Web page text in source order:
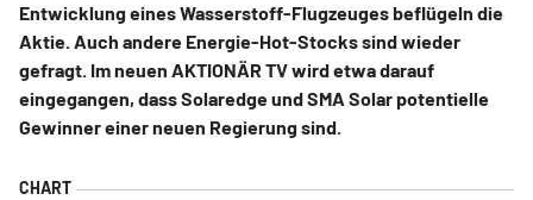
Entwicklung eines Wasserstoff-Flugzeuges beflügeln die
Aktie. Auch andere Energie-Hot-Stocks sind wieder
gefragt. Im neuen AKTIONÄR TV wird etwa darauf
eingegangen, dass Solaredge und SMA Solar potentielle
Gewinner einer neuen Regierung sind.